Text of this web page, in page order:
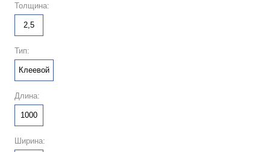
Толщина:
2,5
Тип:
Клеевой
Длина:
1000
Ширина: